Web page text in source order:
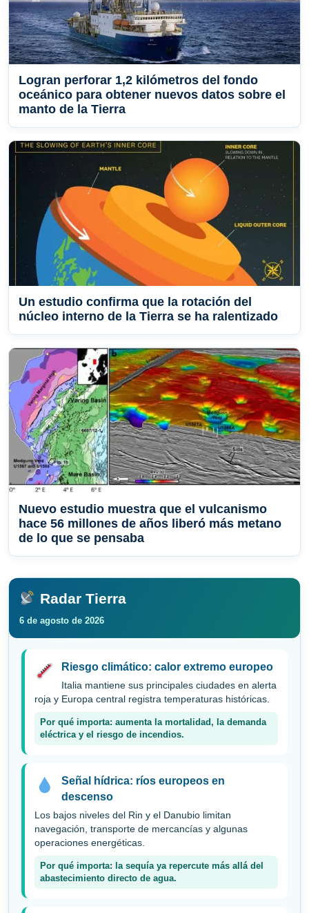
Logran perforar 1,2 kilómetros del fondo
oceánico para obtener nuevos datos sobre el
manto de la Tierra
Un estudio confirma que la rotación del
núcleo interno de la Tierra se ha ralentizado
Nuevo estudio muestra que el vulcanismo
hace 56 millones de años liberó más metano
de lo que se pensaba
Radar Tierra
6 de agosto de 2026
Riesgo climático: calor extremo europeo
Italia mantiene sus principales ciudades en alerta
roja y Europa central registra temperaturas históricas.
Por qué importa: aumenta la mortalidad, la demanda
eléctrica y el riesgo de incendios.
Señal hídrica: ríos europeos en
descenso
Los bajos niveles del Rin y el Danubio limitan
navegación, transporte de mercancías y algunas
operaciones energéticas.
Por qué importa: la sequía ya repercute más allá del
abastecimiento directo de agua.